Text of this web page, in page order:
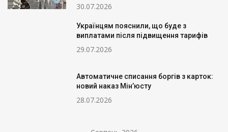
30.07.2026
Українцям пояснили, що буде з
виплатами після підвищення тарифів
29.07.2026
Автоматичне списання боргів з карток:
новий наказ Мін’юсту
28.07.2026